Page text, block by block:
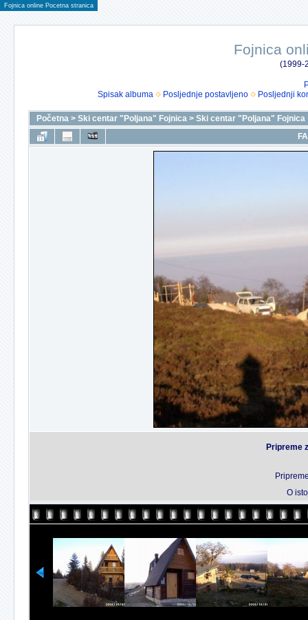
Fojnica online Pocetna stranica
Fojnica
(1999-
Spisak albuma
Posljednje postavljeno Posljednji
Početna > Ski centar "Poljana" Fojnica > Ski centar "Poljana" Fojnica
Pripreme
O